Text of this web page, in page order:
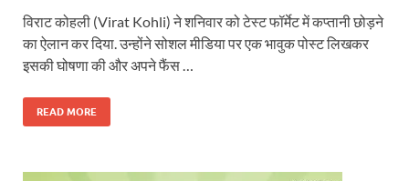
विराट कोहली (Virat Kohli) ने शनिवार को टेस्ट फॉर्मेट में कप्तानी छोड़ने
का ऐलान कर दिया. उन्होंने सोशल मीडिया पर एक भावुक पोस्ट लिखकर
इसकी घोषणा की और अपने फैंस …
READ MORE